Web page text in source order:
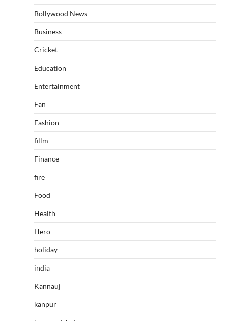
Bollywood News
Business
Cricket
Education
Entertainment
Fan
Fashion
fillm
Finance
fire
Food
Health
Hero
holiday
india
Kannauj
kanpur